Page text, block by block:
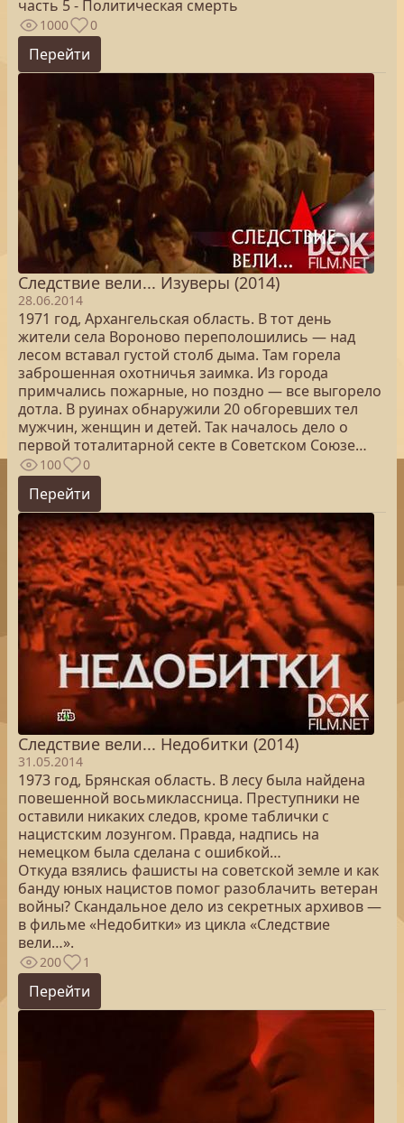
часть 5 - Политическая смерть
1000 0
Перейти
Следствие вели... Изуверы (2014)
28.06.2014
1971 год, Архангельская область. В тот день
жители села Вороново переполошились — над
лесом вставал густой столб дыма. Там горела
заброшенная охотничья заимка. Из города
примчались пожарные, но поздно — все выгорело
дотла. В руинах обнаружили 20 обгоревших тел
мужчин, женщин и детей. Так началось дело о
первой тоталитарной секте в Советском Союзе…
100 0
Перейти
Следствие вели... Недобитки (2014)
31.05.2014
1973 год, Брянская область. В лесу была найдена
повешенной восьмиклассница. Преступники не
оставили никаких следов, кроме таблички с
нацистским лозунгом. Правда, надпись на
немецком была сделана с ошибкой…
Откуда взялись фашисты на советской земле и как
банду юных нацистов помог разоблачить ветеран
войны? Скандальное дело из секретных архивов —
в фильме «Недобитки» из цикла «Следствие
вели…».
200 1
Перейти